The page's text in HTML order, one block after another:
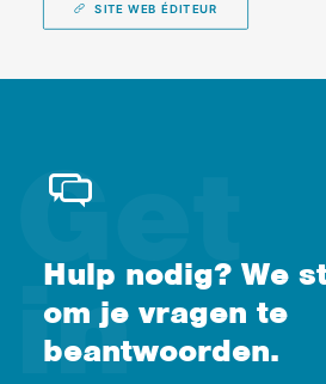
SITE WEB ÉDITEUR
Hulp nodig? We
om je vragen te
beantwoorden.